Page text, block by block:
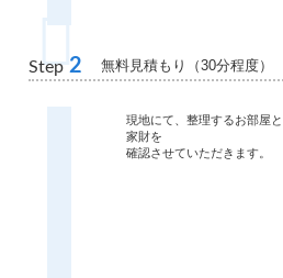
Step 2 無料見積もり（30分程度）
現地にて、整理するお部屋と
家財を
確認させていただきます。